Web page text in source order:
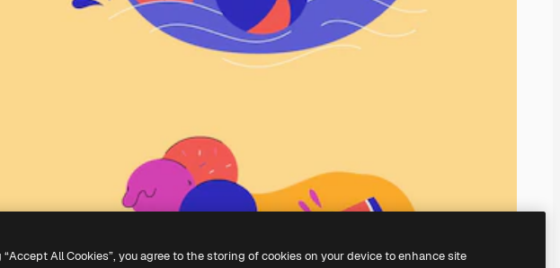
All Cookies”, you agree to the storing of cookies on your device to enhance site